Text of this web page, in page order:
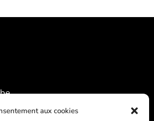
aux cookies
1000 Bruxelles